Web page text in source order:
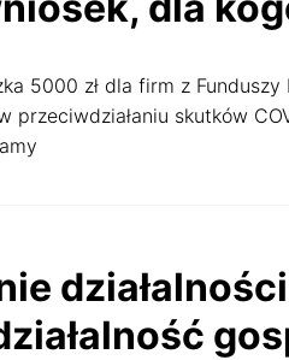
5000 zł dla firm z
przeciwdziałaniu skutków
i reklamy do Twoich
jakie dane zbieramy w